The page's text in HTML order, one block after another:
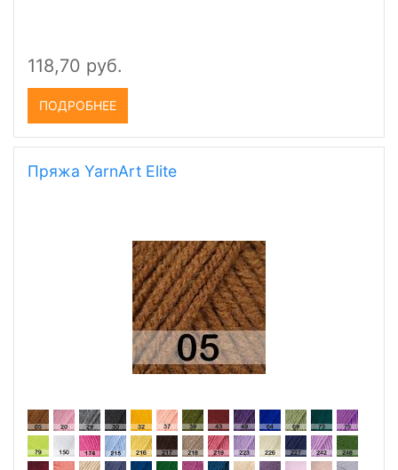
118,70 руб.
ПОДРОБНЕЕ
Пряжа YarnArt Elite